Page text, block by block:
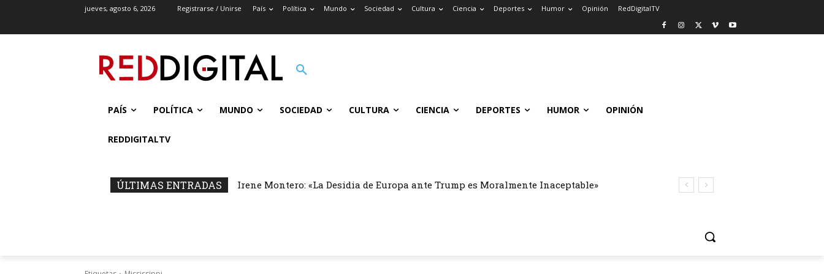
jueves, agosto 6, 2026 Registrarse / Unirse País Política Mundo Sociedad Cultura Ciencia Deportes Humor Opinión RedDigitalTV
PAÍS POLÍTICA MUNDO SOCIEDAD CULTURA CIENCIA DEPORTES HUMOR OPINIÓN
REDDIGITALTV
ÚLTIMAS ENTRADAS Irene Montero: «La Desidia de Europa ante Trump es Moralmente Inaceptable»